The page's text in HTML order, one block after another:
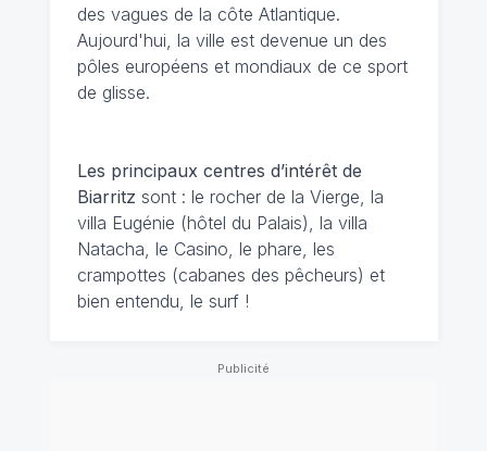
des vagues de la côte Atlantique.
Aujourd'hui, la ville est devenue un des
pôles européens et mondiaux de ce sport
de glisse.
Les principaux centres d’intérêt de
Biarritz sont : le rocher de la Vierge, la
villa Eugénie (hôtel du Palais), la villa
Natacha, le Casino, le phare, les
crampottes (cabanes des pêcheurs) et
bien entendu, le surf !